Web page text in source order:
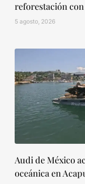
reforestación
5 agosto, 2026
Audi de México
oceánica en